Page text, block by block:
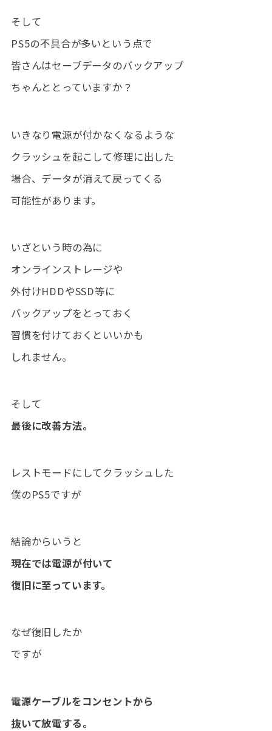
そして
PS5の不具合が多いという点で
皆さんはセーブデータのバックアップ
ちゃんととっていますか？
いきなり電源が付かなくなるような
クラッシュを起こして修理に出した
場合、 データが消えて戻ってくる
可能性があります。
いざという時の為に
オンラインストレージや
外付けHDDやSSD等に
バックアップをとっておく
習慣を付けておくといいかも
しれません。
そして
最後に改善方法。
レストモードにしてクラッシュした
僕のPS5ですが
結論からいうと
現在では電源が付いて
復旧に至っています。
なぜ復旧したか
ですが
電源ケーブルをコンセントから
抜いて放電する。